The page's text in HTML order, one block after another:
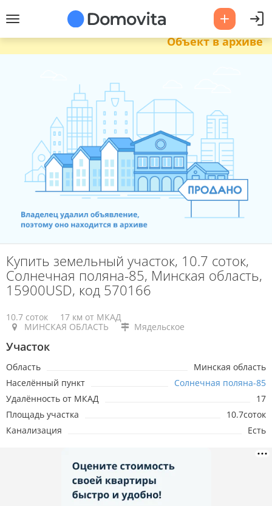
Объект в архиве
Купить земельный участок, 10.7 соток,
Солнечная поляна-85, Минская область,
15900USD, код 570166
10.7 соток
17 км от МКАД
МИНСКАЯ ОБЛАСТЬ
Мядельское
Участок
Область
Минская область
Населённый пункт
Солнечная поляна-85
Удалённость от МКАД
17
Площадь участка
10.7соток
Канализация
Есть